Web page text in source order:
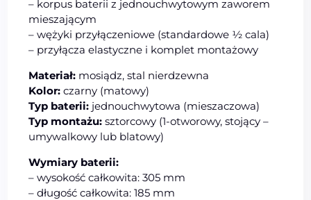
– korpus baterii z jednouchwytowym zaworem
mieszającym
– wężyki przyłączeniowe (standardowe ½ cala)
– przyłącza elastyczne i komplet montażowy
Materiał: mosiądz, stal nierdzewna
Kolor: czarny (matowy)
Typ baterii: jednouchwytowa (mieszaczowa)
Typ montażu: sztorcowy (1-otworowy, stojący –
umywalkowy lub blatowy)
Wymiary baterii:
– wysokość całkowita: 305 mm
– długość całkowita: 185 mm